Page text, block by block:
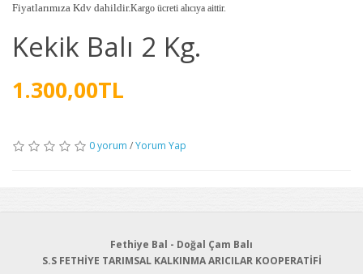
Fiyatlarımıza Kdv dahildir.Kargo ücreti alıcıya aittir.
Kekik Balı 2 Kg.
1.300,00TL
0 yorum /Yorum Yap
Fethiye Bal - Doğal Çam Balı
S.S FETHİYE TARIMSAL KALKINMA ARICILAR KOOPERATİFİ